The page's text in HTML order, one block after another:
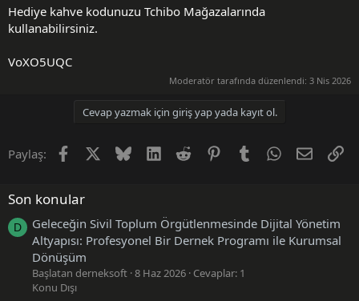
Hediye kahve kodunuzu Tchibo Mağazalarında
kullanabilirsiniz.
VoXO5UQC
Moderatör tarafında düzenlendi: 3 Nis 2026
Cevap yazmak için giriş yap yada kayıt ol.
Paylaş: FacebookX (Twitter)
BlueskyLinkedInReddit PinterestTumblr WhatsApp
E-posta
Son konular
D
Geleceğin Sivil Toplum Örgütlenmesinde Dijital Yönetim
Altyapısı: Profesyonel Bir Dernek Programı ile Kurumsal
Dönüşüm
Başlatan derneksoft 8 Haz 2026 Cevaplar: 1
Konu Dışı